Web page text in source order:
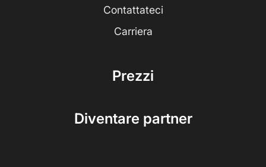
Contattateci
Carriera
Prezzi
Diventare partner